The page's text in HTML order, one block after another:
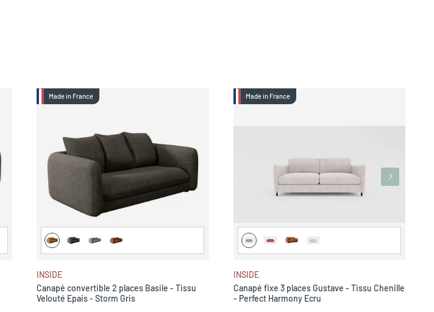
Made in France
INSIDE
Canapé convertible 2 places Basile - Tissu
Velouté Epais - Storm Gris
Made in France
INSIDE
Canapé fixe 3 places Gustave - Tissu Chenille
- Perfect Harmony Ecru